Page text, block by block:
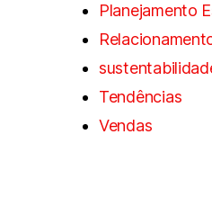
Planejamento
Tendências
Vendas